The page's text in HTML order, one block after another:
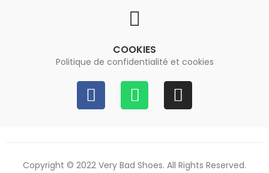
COOKIES
Politique de confidentialité et cookies
Copyright © 2022 Very Bad Shoes. All Rights Reserved.